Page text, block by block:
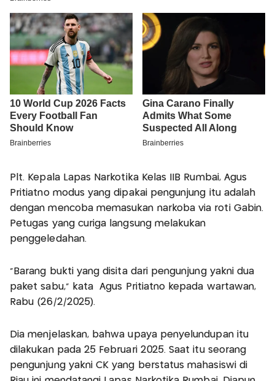
Plt. Kepala Lapas Narkotika Kelas IIB Rumbai, Agus
Pritiatno modus yang dipakai pengunjung itu adalah
dengan mencoba memasukan narkoba via roti Gabin.
Petugas yang curiga langsung melakukan
penggeledahan.
"Barang bukti yang disita dari pengunjung yakni dua
paket sabu," kata Agus Pritiatno kepada wartawan,
Rabu (26/2/2025).
Dia menjelaskan, bahwa upaya penyelundupan itu
dilakukan pada 25 Februari 2025. Saat itu seorang
pengunjung yakni CK yang berstatus mahasiswi di